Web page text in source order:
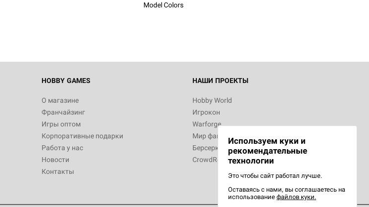
Model Colors
HOBBY GAMES
О магазине
Франчайзинг
Игры оптом
Корпоративные подарки
Работа у нас
Новости
Контакты
НАШИ ПРОЕКТЫ
Hobby World
Игрокон
Warforge
Мир фантастики
Берсерк
CrowdRepublic
Используем куки и
рекомендательные
технологии
Это чтобы сайт работал лучше.
Оставаясь с нами, вы соглашаетесь на
использование файлов куки.
империи: Боевая тревога
799
Настольная игра Hobby World Сумерки
империи. Четвёртая редакция: Грозовой
Рубеж
12 990
Долгорукий" проекта "Борей"